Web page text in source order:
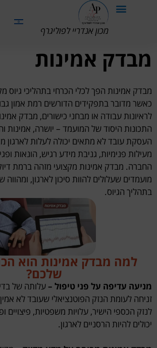
מכון אנדריי לפוליגרף
מבדק אמינות
מבדק אמינות הפך לכלי הכרחי בתהליכי גיוס
כאשר מדובר בתפקידים הדורשים רמת אמון
לראיונות עבודה או מבחני כישורים, מבדק
התכונות היסוד של המועמד – יושרה, אמינות
העסקת עובד לא מתאים יכולה לעלות לארגון
מעילות פנימיות, גניבת מידע רגיש, הונאות
מועמדים שעלולים להוות סיכון לארגון,
בתהליך הגיוס.
למה מבדק אמינות הוא
שלכם?
מניעה עדיפה על פני טיפול –עלותה של
זניחה לעומת הנזק הפוטנציאלי שעובד לא
לנזק הכספי הישיר, עלויות משפטיות, פיצויים
יכולים להיות הרסניים לארגון.